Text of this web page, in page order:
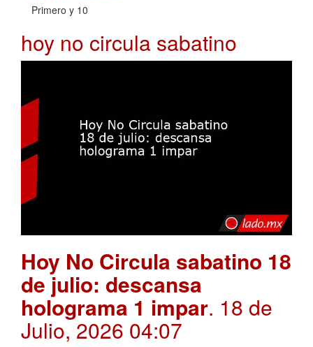
Primero y 10
hoy no circula sabatino
Hoy No Circula sabatino 18
de julio: descansa
holograma 1 impar. 18 de
Julio, 2026 04:07